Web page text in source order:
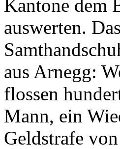
Kantone dem
auswerten.
aus Arnegg:
flossen
Mann, ein
Geldstrafe